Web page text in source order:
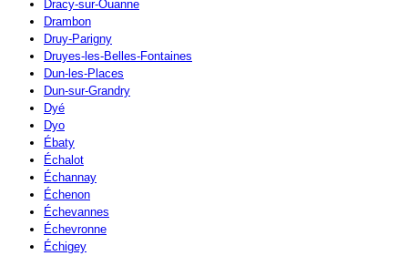
Dracy-sur-Ouanne
Drambon
Druy-Parigny
Druyes-les-Belles-Fontaines
Dun-les-Places
Dun-sur-Grandry
Dyé
Dyo
Ébaty
Échalot
Échannay
Échenon
Échevannes
Échevronne
Échigey